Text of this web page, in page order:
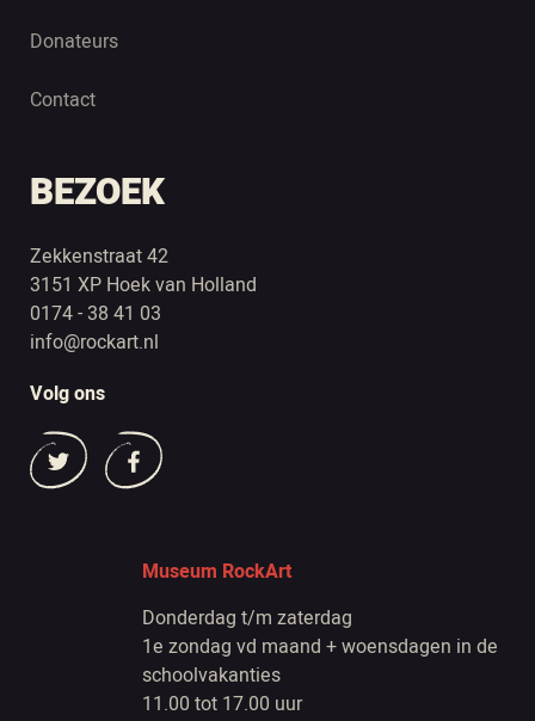
Donateurs
Contact
BEZOEK
Zekkenstraat 42
3151 XP Hoek van Holland
0174 - 38 41 03
info@rockart.nl
Volg ons
Museum RockArt
Donderdag t/m zaterdag
1e zondag vd maand + woensdagen in de
schoolvakanties
11.00 tot 17.00 uur